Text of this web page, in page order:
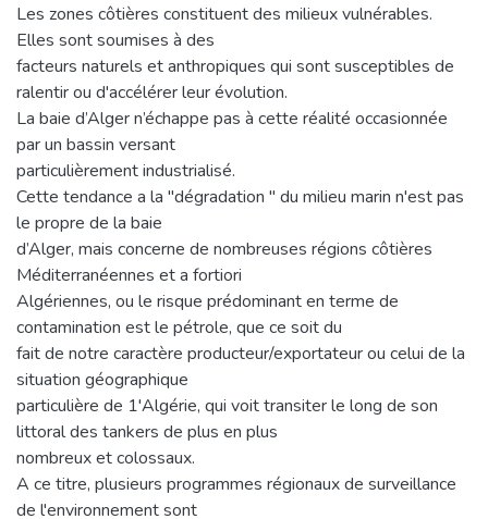
Les zones côtières constituent des milieux vulnérables.
Elles sont soumises à des
facteurs naturels et anthropiques qui sont susceptibles de
ralentir ou d'accélérer leur évolution.
La baie d’Alger n’échappe pas à cette réalité occasionnée
par un bassin versant
particulièrement industrialisé.
Cette tendance a la "dégradation " du milieu marin n'est pas
le propre de la baie
d’Alger, mais concerne de nombreuses régions côtières
Méditerranéennes et a fortiori
Algériennes, ou le risque prédominant en terme de
contamination est le pétrole, que ce soit du
fait de notre caractère producteur/exportateur ou celui de la
situation géographique
particulière de 1'Algérie, qui voit transiter le long de son
littoral des tankers de plus en plus
nombreux et colossaux.
A ce titre, plusieurs programmes régionaux de surveillance
de l'environnement sont